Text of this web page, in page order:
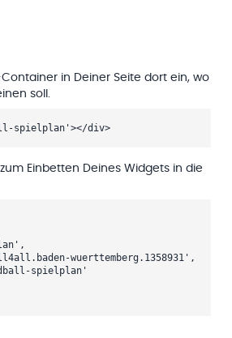
Container in Deiner Seite dort ein, wo
soll.
spielplan'></div>
Einbetten Deines Widgets in die
wuerttemberg.1358931',
spielplan'